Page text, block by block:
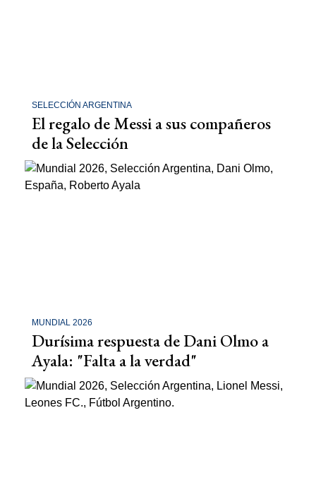
SELECCIÓN ARGENTINA
El regalo de Messi a sus compañeros
de la Selección
MUNDIAL 2026
Durísima respuesta de Dani Olmo a
Ayala: "Falta a la verdad"